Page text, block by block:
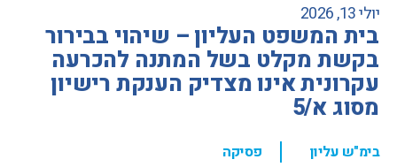
יולי 13, 2026
בית המשפט העליון – שיהוי בבירור
בקשת מקלט בשל המתנה להכרעה
עקרונית אינו מצדיק הענקת רישיון
מסוג א/5
בימ"ש עליון , פסיקה